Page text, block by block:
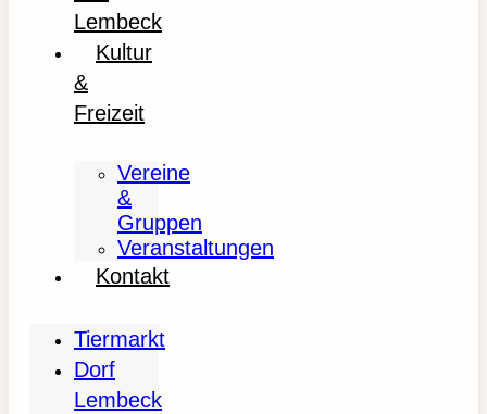
Lembeck
Kultur
&
Freizeit
Vereine
&
Gruppen
Veranstaltungen
Kontakt
Tiermarkt
Dorf
Lembeck